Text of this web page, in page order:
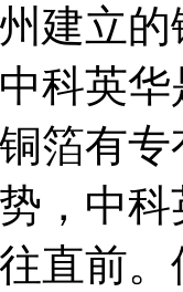
建立
科英
箔有
，中
直前